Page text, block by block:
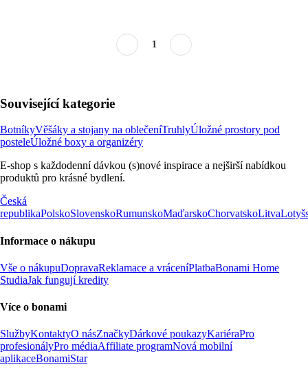
1
Související kategorie
BotníkyVěšáky a stojany na oblečeníTruhlyÚložné prostory pod
posteleÚložné boxy a organizéry
E-shop s každodenní dávkou (s)nové inspirace a nejširší nabídkou
produktů pro krásné bydlení.
Česká
republikaPolskoSlovenskoRumunskoMaďarskoChorvatskoLitva
Informace o nákupu
Vše o nákupuDopravaReklamace a vráceníPlatbaBonami Home
StudiaJak fungují kredity
Více o bonami
SlužbyKontaktyO násZnačkyDárkové poukazyKariéraPro
profesionályPro médiaAffiliate programNová mobilní
aplikaceBonamiStar